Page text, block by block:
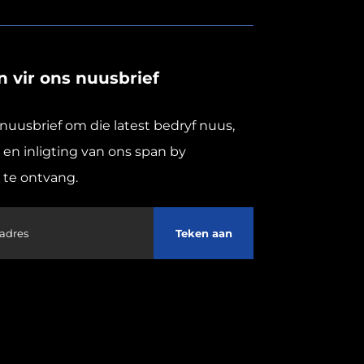
vir ons nuusbrief
om die latest bedryf nuus,
inligting van ons span by
te ontvang.
Teken aan